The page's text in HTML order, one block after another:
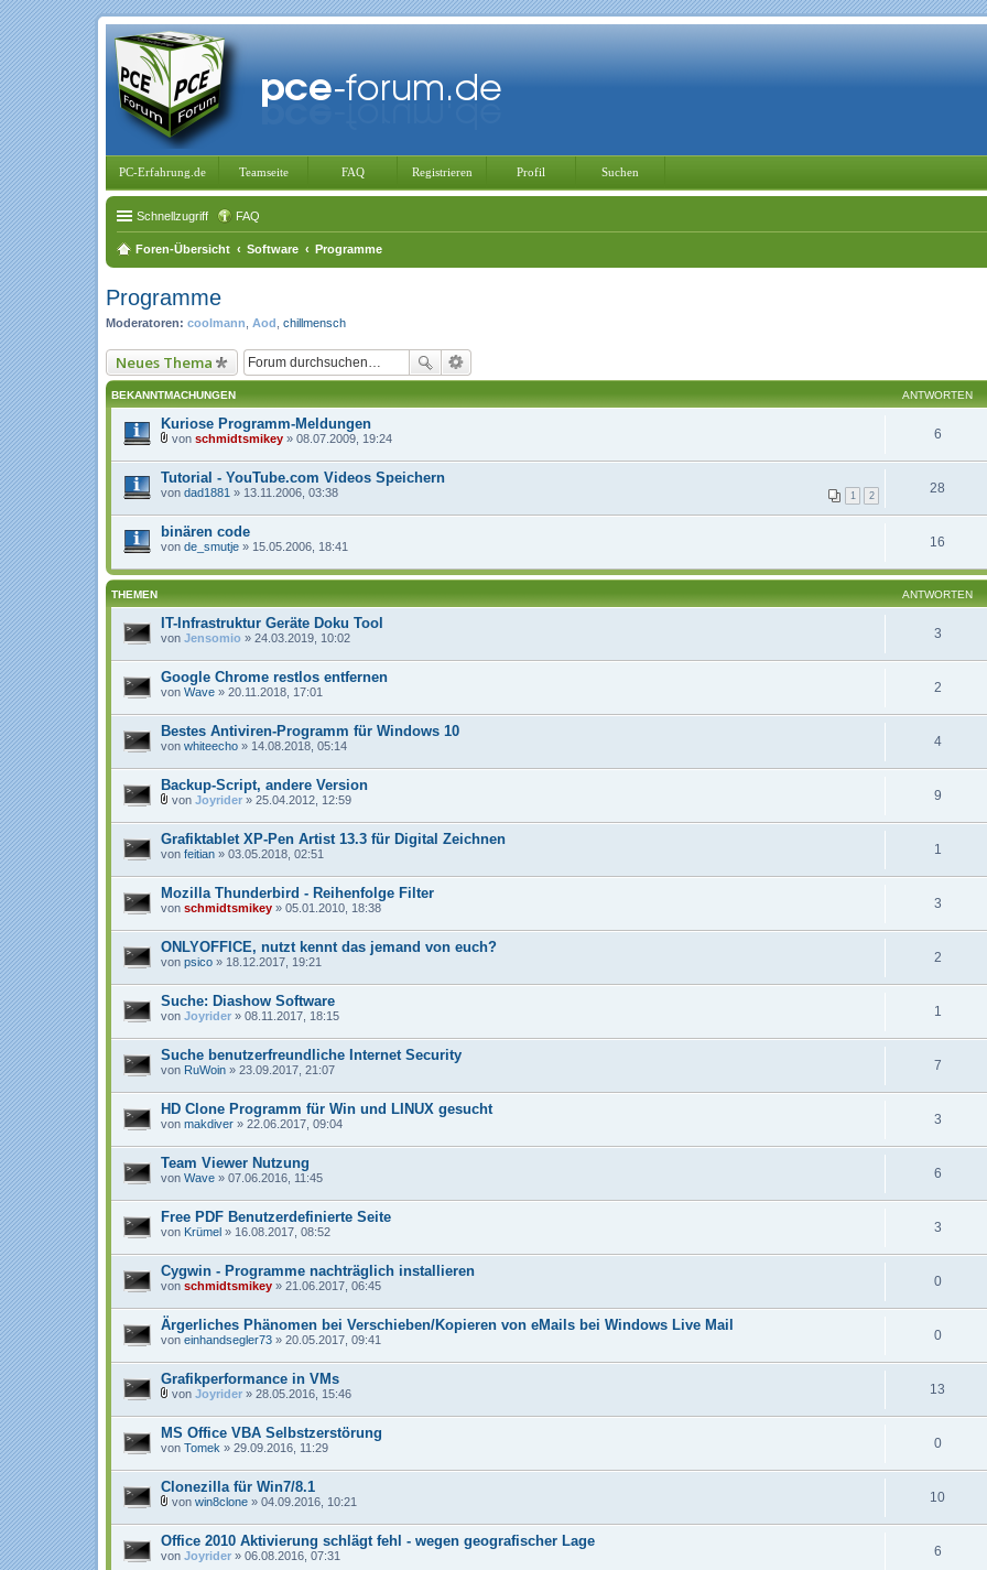
PC-Erfahrung.de Teamseite FAQ Registrieren Profil Suchen
Schnellzugriff FAQ
Foren-Übersicht Software Programme
Programme
Moderatoren: coolmann Aod chillmensch
Neues Thema
BEKANNTMACHUNGEN ANTWORTEN
Kuriose Programm-Meldungen
a
t
e
a
n
h
a
n
g
von schmidtsmikey » 08.07.2009, 19:24 6
Tutorial - YouTube.com Videos Speichern
1 2
von dad1881 » 13.11.2006, 03:38 28
binären code
von de_smutje » 15.05.2006, 18:41 16
THEMEN ANTWORTEN
IT-Infrastruktur Geräte Doku Tool
von Jensomio » 24.03.2019, 10:02 3
Google Chrome restlos entfernen
von Wave » 20.11.2018, 17:01 2
Bestes Antiviren-Programm für Windows 10
von whiteecho » 14.08.2018, 05:14 4
Backup-Script, andere Version
a
t
e
a
n
h
a
n
g
von Joyrider » 25.04.2012, 12:59 9
Grafiktablet XP-Pen Artist 13.3 für Digital Zeichnen
von feitian » 03.05.2018, 02:51 1
Mozilla Thunderbird - Reihenfolge Filter
von schmidtsmikey » 05.01.2010, 18:38 3
ONLYOFFICE, nutzt kennt das jemand von euch?
von psico » 18.12.2017, 19:21 2
Suche: Diashow Software
von Joyrider » 08.11.2017, 18:15 1
Suche benutzerfreundliche Internet Security
von RuWoin » 23.09.2017, 21:07 7
HD Clone Programm für Win und LINUX gesucht
von makdiver » 22.06.2017, 09:04 3
Team Viewer Nutzung
von Wave » 07.06.2016, 11:45 6
Free PDF Benutzerdefinierte Seite
von Krümel » 16.08.2017, 08:52 3
Cygwin - Programme nachträglich installieren
von schmidtsmikey » 21.06.2017, 06:45 0
Ärgerliches Phänomen bei Verschieben/Kopieren von eMails bei Windows Live Mail
von einhandsegler73 » 20.05.2017, 09:41 0
Grafikperformance in VMs
a
t
e
a
n
h
a
n
g
von Joyrider » 28.05.2016, 15:46 13
MS Office VBA Selbstzerstörung
von Tomek » 29.09.2016, 11:29 0
Clonezilla für Win7/8.1
a
t
e
von win8clone » 04.09.2016, 10:21 10
Office 2010 Aktivierung schlägt fehl - wegen geografischer Lage
von Joyrider » 06.08.2016, 07:31 6